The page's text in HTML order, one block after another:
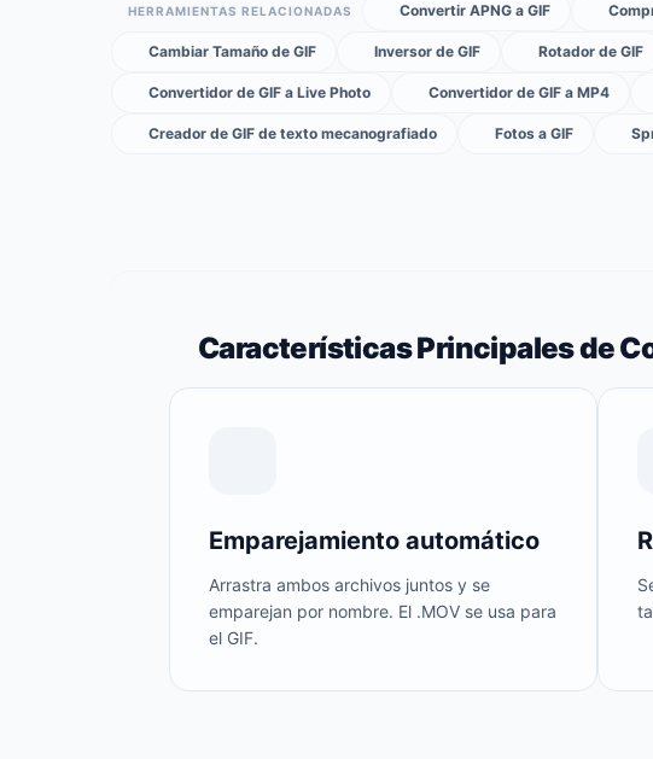
HERRAMIENTAS RELACIONADAS Convertir APNG a GIF
Cambiar Tamaño de GIF Inversor de GIF Rotador de GIF
Convertidor de GIF a Live Photo Convertidor de GIF a MP4
Creador de GIF de texto mecanografiado Fotos a GIF
Características Principales de
Emparejamiento automático
Arrastra ambos archivos juntos y se
emparejan por nombre. El .MOV se usa para
el GIF.